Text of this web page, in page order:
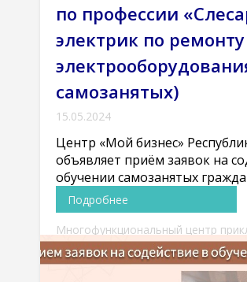
по профессии
электрик по ремонту
самозанятых)
15.05.2024
Центр «Мой бизнес»
объявляет приём заявок на
обучении самозанятых
Подробнее
Многофункциональный центр
квалификаций (курсы) Новости